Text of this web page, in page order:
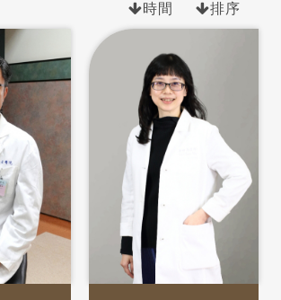
時間 排序